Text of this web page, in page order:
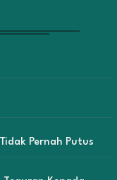
Pernah Putus